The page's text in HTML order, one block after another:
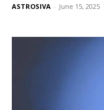
ASTROSIVA - June 15, 2025